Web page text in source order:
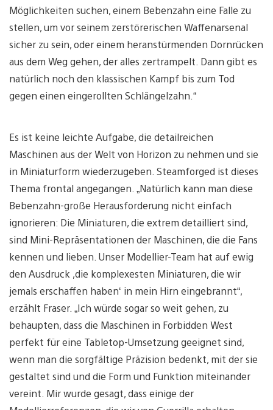
Möglichkeiten suchen, einem Bebenzahn eine Falle zu
stellen, um vor seinem zerstörerischen Waffenarsenal
sicher zu sein, oder einem heranstürmenden Dornrücken
aus dem Weg gehen, der alles zertrampelt. Dann gibt es
natürlich noch den klassischen Kampf bis zum Tod
gegen einen eingerollten Schlängelzahn.“
Es ist keine leichte Aufgabe, die detailreichen
Maschinen aus der Welt von Horizon zu nehmen und sie
in Miniaturform wiederzugeben. Steamforged ist dieses
Thema frontal angegangen. „Natürlich kann man diese
Bebenzahn-große Herausforderung nicht einfach
ignorieren: Die Miniaturen, die extrem detailliert sind,
sind Mini-Repräsentationen der Maschinen, die die Fans
kennen und lieben. Unser Modellier-Team hat auf ewig
den Ausdruck ,die komplexesten Miniaturen, die wir
jemals erschaffen haben‘ in mein Hirn eingebrannt“,
erzählt Fraser. „Ich würde sogar so weit gehen, zu
behaupten, dass die Maschinen in Forbidden West
perfekt für eine Tabletop-Umsetzung geeignet sind,
wenn man die sorgfältige Präzision bedenkt, mit der sie
gestaltet sind und die Form und Funktion miteinander
vereint. Mir wurde gesagt, dass einige der